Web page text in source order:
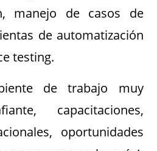
manejo de casos de
de automatización
testing.
de trabajo muy
capacitaciones,
oportunidades